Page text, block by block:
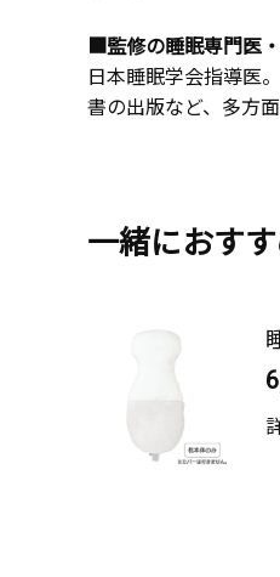
■監修の睡眠専門医
日本睡眠学会指導医
書の出版など、多方面
一緒におす